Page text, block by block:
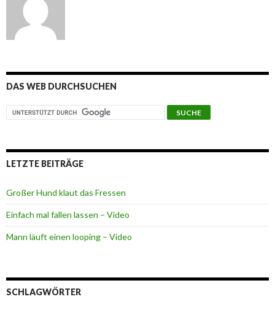
DAS WEB DURCHSUCHEN
LETZTE BEITRÄGE
Großer Hund klaut das Fressen
Einfach mal fallen lassen – Video
Mann läuft einen looping – Video
SCHLAGWÖRTER